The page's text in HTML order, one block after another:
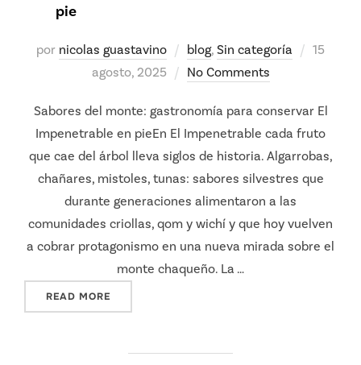
pie
por nicolas guastavino blog, Sin categoría
Posted
15
agosto, 2025
No Comments
Sabores del monte: gastronomía para conservar El
Impenetrable en pieEn El Impenetrable cada fruto
que cae del árbol lleva siglos de historia. Algarrobas,
chañares, mistoles, tunas: sabores silvestres que
durante generaciones alimentaron a las
comunidades criollas, qom y wichí y que hoy vuelven
a cobrar protagonismo en una nueva mirada sobre el
monte chaqueño. La …
READ MORE